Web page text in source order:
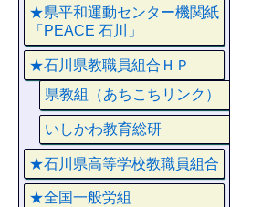
★県平和運動センター機関紙
「PEACE 石川」
★石川県教職員組合ＨＰ
県教組（あちこちリンク）
いしかわ教育総研
★石川県高等学校教職員組合
★全国一般労組